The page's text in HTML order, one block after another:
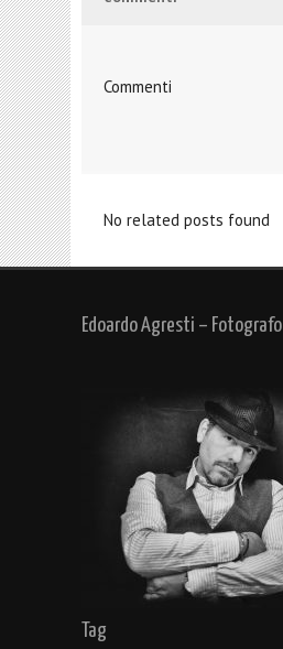
Commenti
No related posts found
Edoardo Agresti – Fotografo
Tag